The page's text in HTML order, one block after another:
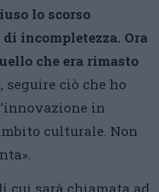
lo scorso
incompletezza. Ora
che era rimasto
seguire ciò che ho
in
culturale. Non
cui sarà chiamata ad